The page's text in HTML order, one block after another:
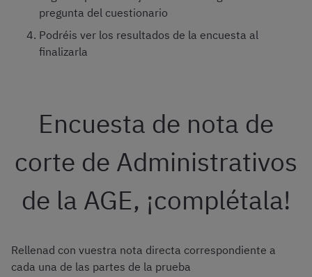
pregunta del cuestionario
Podréis ver los resultados de la encuesta al
finalizarla
Encuesta de nota de
corte de Administrativos
de la AGE, ¡complétala!
Rellenad con vuestra nota directa correspondiente a
cada una de las partes de la prueba